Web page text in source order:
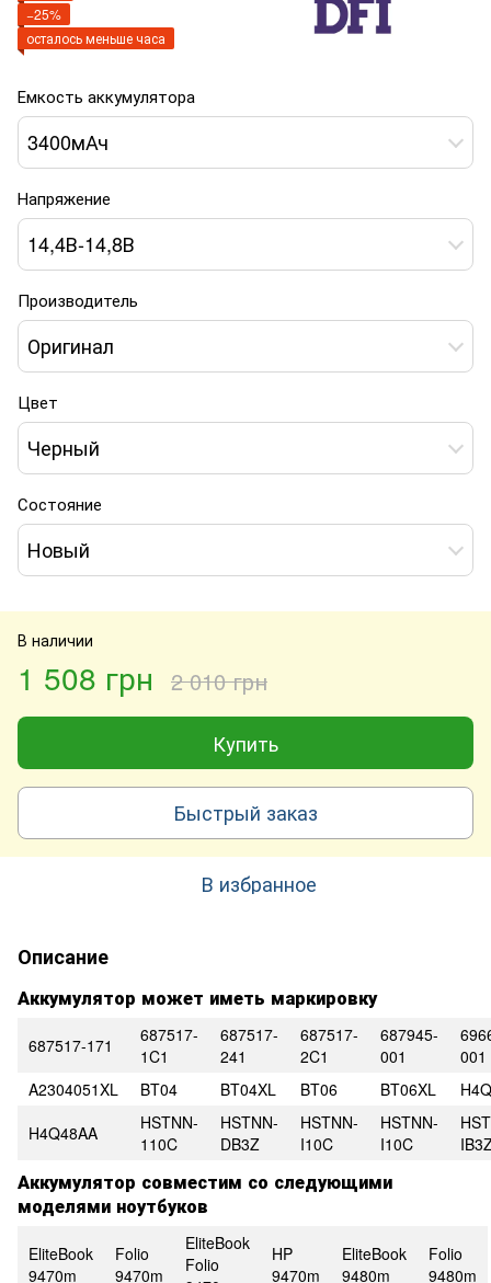
−25%
осталось меньше часа
Емкость аккумулятора
3400мАч
Напряжение
14,4В-14,8В
Производитель
Оригинал
Цвет
Черный
Состояние
Новый
В наличии
1 508 грн 2 010 грн
Купить
Быстрый заказ
В избранное
Описание
Аккумулятор может иметь маркировку
687517-171
687517-
1C1
687517-
241
687517-
2C1
687945-
001
001
A2304051XL
BT04 BT04XL BT06 BT06XL
H4Q48AA
HSTNN-
110C
HSTNN-
DB3Z
HSTNN-
I10C
HSTNN-
I10C
Аккумулятор совместим со следующими
моделями ноутбуков
EliteBook
9470m
Folio
9470m
EliteBook
Folio
HP
9470m
EliteBook
9480m
Folio
9480m